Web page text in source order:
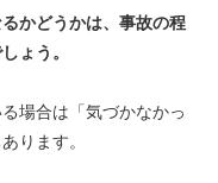
かどうかは、事故の程
ょう。
場合は「気づかなかっ
ります。